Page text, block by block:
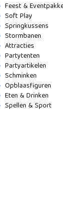
Feest &
Soft Play
Springkussens
Stormbanen
Attracties
Partytenten
Partyartikelen
Schminken
Opblaasfiguren
Eten & Drinken
Spellen & Sport